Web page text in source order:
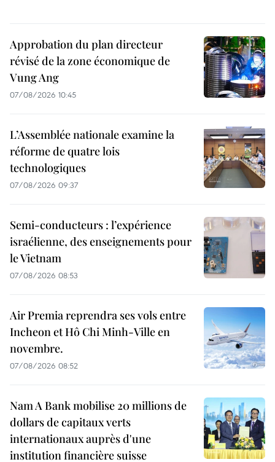
Approbation du plan directeur
révisé de la zone économique de
Vung Ang
07/08/2026 10:45
L’Assemblée nationale examine la
réforme de quatre lois
technologiques
07/08/2026 09:37
Semi-conducteurs : l’expérience
israélienne, des enseignements pour
le Vietnam
07/08/2026 08:53
Air Premia reprendra ses vols entre
Incheon et Hô Chi Minh-Ville en
novembre.
07/08/2026 08:52
Nam A Bank mobilise 20 millions de
dollars de capitaux verts
internationaux auprès d'une
institution financière suisse